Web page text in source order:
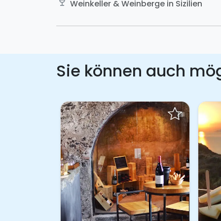
Weinkeller & Weinberge in Sizilien
Sie können auch